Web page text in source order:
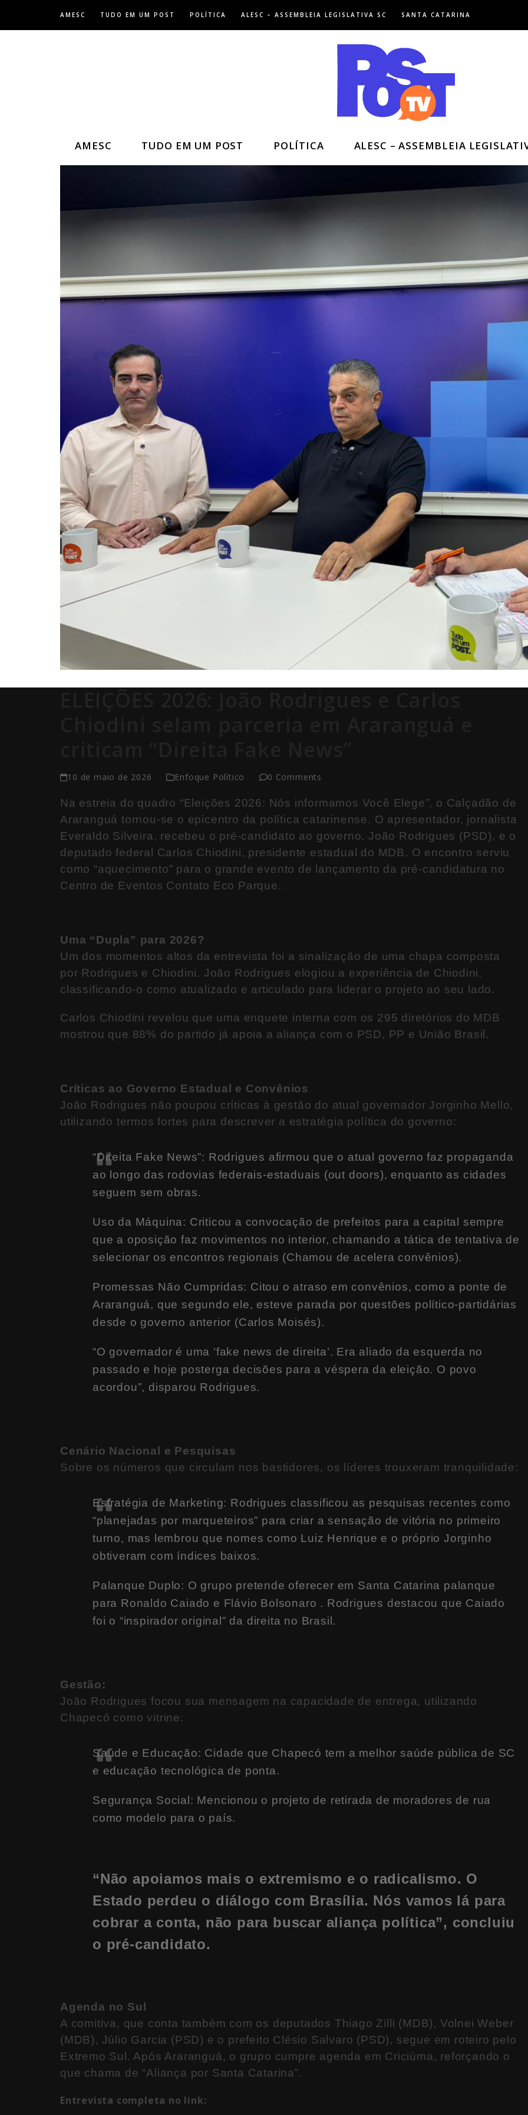
AMESC TUDO EM UM POST POLÍTICA ALESC – ASSEMBLEIA LEGISLATIVA SC SANTA CATARINA
AMESC TUDO EM UM POST POLÍTICA ALESC – ASSEMBLEIA
10 de maio de 2026 Enfoque Político 0 Comments
Na estreia do quadro “Eleições 2026: Nós informamos Você Elege”, o Calçadão de
Araranguá tornou-se o epicentro da política catarinense. O apresentador, jornalista
Everaldo Silveira, recebeu o pré-candidato ao governo, João Rodrigues (PSD), e o
deputado federal Carlos Chiodini, presidente estadual do MDB. O encontro serviu
como “aquecimento” para o grande evento de lançamento da pré-candidatura no
Centro de Eventos Contato Eco Parque.
Uma “Dupla” para 2026?
Um dos momentos altos da entrevista foi a sinalização de uma chapa composta
por Rodrigues e Chiodini. João Rodrigues elogiou a experiência de Chiodini,
classificando-o como atualizado e articulado para liderar o projeto ao seu lado.
Carlos Chiodini revelou que uma enquete interna com os 295 diretórios do MDB
mostrou que 88% do partido já apoia a aliança com o PSD, PP e União Brasil.
Críticas ao Governo Estadual e Convênios
João Rodrigues não poupou críticas à gestão do atual governador Jorginho Mello,
utilizando termos fortes para descrever a estratégia política do governo:
“Direita Fake News”: Rodrigues afirmou que o atual governo faz propaganda
ao longo das rodovias federais-estaduais (out doors), enquanto as cidades
seguem sem obras.
Uso da Máquina: Criticou a convocação de prefeitos para a capital sempre
que a oposição faz movimentos no interior, chamando a tática de tentativa de
selecionar os encontros regionais (Chamou de acelera convênios).
Promessas Não Cumpridas: Citou o atraso em convênios, como a ponte de
Araranguá, que segundo ele, esteve parada por questões político-partidárias
desde o governo anterior (Carlos Moisés).
“O governador é uma ‘fake news de direita’. Era aliado da esquerda no
passado e hoje posterga decisões para a véspera da eleição. O povo
acordou”, disparou Rodrigues.
Cenário Nacional e Pesquisas
Sobre os números que circulam nos bastidores, os líderes trouxeram tranquilidade:
Estratégia de Marketing: Rodrigues classificou as pesquisas recentes como
“planejadas por marqueteiros” para criar a sensação de vitória no primeiro
turno, mas lembrou que nomes como Luiz Henrique e o próprio Jorginho
obtiveram com índices baixos.
Palanque Duplo: O grupo pretende oferecer em Santa Catarina palanque
para Ronaldo Caiado e Flávio Bolsonaro . Rodrigues destacou que Caiado
foi o “inspirador original” da direita no Brasil.
Gestão:
João Rodrigues focou sua mensagem na capacidade de entrega, utilizando
Chapecó como vitrine:
Saúde e Educação: Cidade que Chapecó tem a melhor saúde pública de SC
e educação tecnológica de ponta.
Segurança Social: Mencionou o projeto de retirada de moradores de rua
como modelo para o país.
“Não apoiamos mais o extremismo e o radicalismo. O
Estado perdeu o diálogo com Brasília. Nós vamos lá para
cobrar a conta, não para buscar aliança política”, concluiu
o pré-candidato.
Agenda no Sul
A comitiva, que conta também com os deputados Thiago Zilli (MDB), Volnei Weber
(MDB), Júlio Garcia (PSD) e o prefeito Clésio Salvaro (PSD), segue em roteiro pelo
Extremo Sul. Após Araranguá, o grupo cumpre agenda em Criciúma, reforçando o
que chama de “Aliança por Santa Catarina”.
Entrevista completa no link: